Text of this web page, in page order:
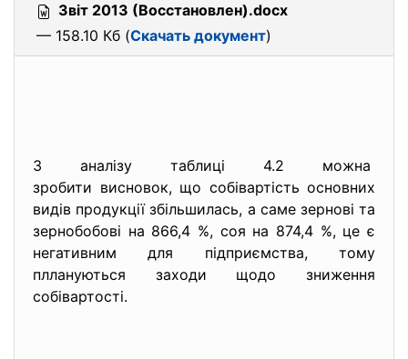
Звіт 2013 (Восстановлен).docx
— 158.10 Кб (Скачать документ)
З аналізу таблиці 4.2 можна
зробити висновок, що собівартість основних
видів продукції збільшилась, а саме зернові та
зернобобові на 866,4 %, соя на 874,4 %, це є
негативним для підприємства, тому
пллануються заходи щодо зниження
собівартості.